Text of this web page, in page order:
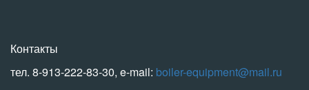
Контакты
тел. 8-913-222-83-30, e-mail: boiler-equipment@mail.ru